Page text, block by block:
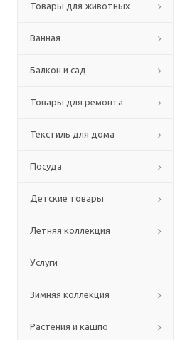
Товары для животных
Ванная
Балкон и сад
Товары для ремонта
Текстиль для дома
Посуда
Детские товары
Летняя коллекция
Услуги
Зимняя коллекция
Растения и кашпо